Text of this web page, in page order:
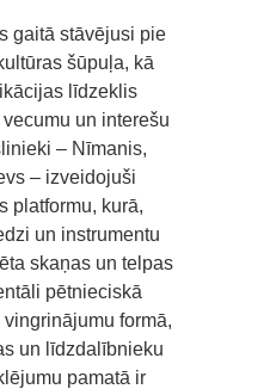
gaitā stāvējusi pie
šūpuļa, kā
līdzeklis
un interešu
– Nīmanis,
– izveidojuši
platformu, kurā,
un instrumentu
skaņas un telpas
pētnieciskā
formā,
un līdzdalībnieku
pamatā ir